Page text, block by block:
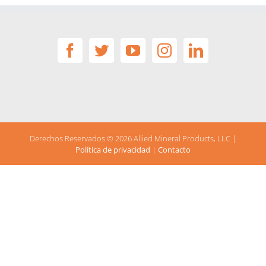
Derechos Reservados ©2026 Allied Mineral Products, LLC |
Política de privacidad | Contacto